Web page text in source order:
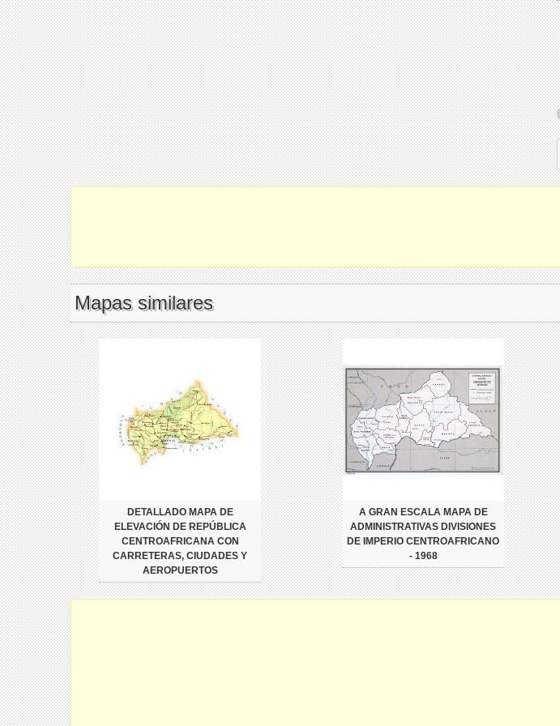
Mapas similares
DETALLADO MAPA DE
ELEVACIÓN DE REPÚBLICA
CENTROAFRICANA CON
CARRETERAS, CIUDADES Y
AEROPUERTOS
A GRAN ESCALA MAPA DE
ADMINISTRATIVAS DIVISIONES
DE IMPERIO CENTROAFRICANO
- 1968